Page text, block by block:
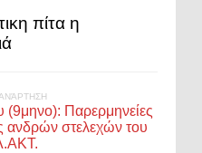
πίτα η
(9μηνο): Παρερμηνείες
ανδρών στελεχών του